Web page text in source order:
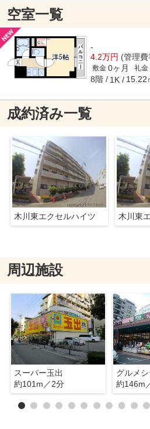
空室一覧
-
4.2万円 (管理
敷金 0ヶ月 礼金
8階 1K 15.22
成約済み一覧
木川東エクセルハイツ 木川東
周辺施設
スーパー玉出
約101m／2分
グルメ
約146m